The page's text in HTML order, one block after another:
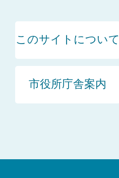
このサイトについて
市役所庁舎案内